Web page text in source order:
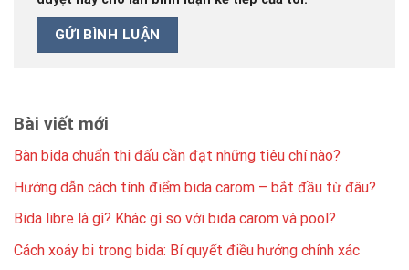
Bài viết mới
Bàn bida chuẩn thi đấu cần đạt những tiêu chí nào?
Hướng dẫn cách tính điểm bida carom – bắt đầu từ đâu?
Bida libre là gì? Khác gì so với bida carom và pool?
Cách xoáy bi trong bida: Bí quyết điều hướng chính xác